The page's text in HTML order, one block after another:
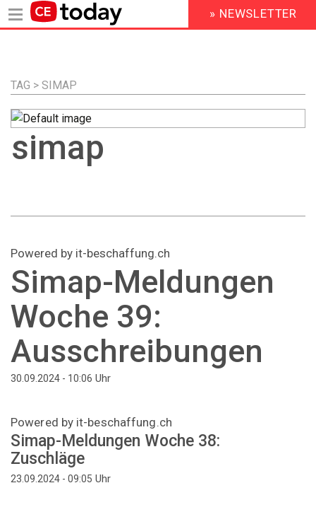
Inhalt
HEADER
MENU
» NEWSLETTER
TAG > SIMAP
simap
Powered by it-beschaffung.ch
Simap-Meldungen
Woche 39:
Ausschreibungen
30.09.2024 - 10:06 Uhr
Powered by it-beschaffung.ch
Simap-Meldungen Woche 38:
Zuschläge
23.09.2024 - 09:05 Uhr